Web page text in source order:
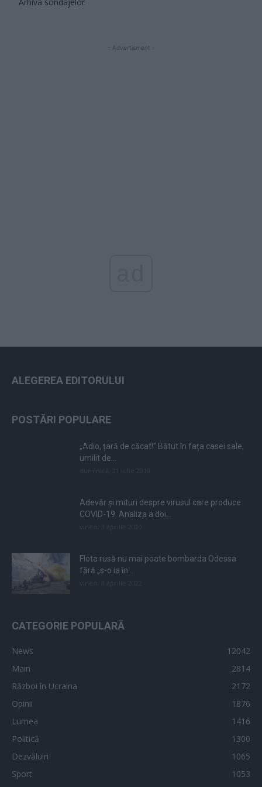
- Advertisment -
ALEGEREA EDITORULUI
POSTĂRI POPULARE
„Adio, țară de căcat!” Bătut în fața casei sale,
umilit de...
Adevăr și mituri despre virusul care produce
COVID-19. Analiza a doi...
Flota rusă nu mai poate bombarda Odessa
fără „s-o ia în...
CATEGORIE POPULARĂ
News
12042
Main
2814
Război în Ucraina
2172
Opinii
1876
Lumea
1416
Politică
1300
Dezvăluiri
1065
Sport
1053